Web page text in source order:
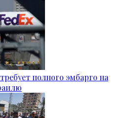
полного эмбарго на